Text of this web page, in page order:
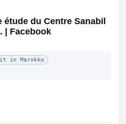
étude du Centre Sanabil
| Facebook
in Marokko